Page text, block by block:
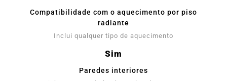
Compatibilidade com o aquecimento por piso
radiante
Inclui qualquer tipo de aquecimento
Sim
Paredes interiores